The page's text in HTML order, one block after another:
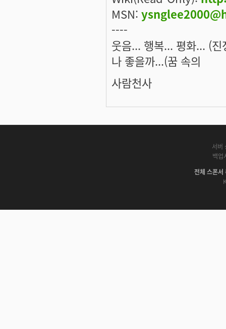
MSN:
----
웃음... 행복... 평화... (
나 좋을까...(꿈 속의
사람천사
서버
백업
전체 스폰서